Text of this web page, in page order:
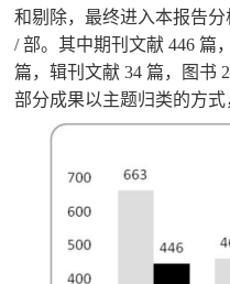
和剔除，最终进入本报告
/ 部。其中期刊文献 446 篇
篇，辑刊文献 34 篇，图书
部分成果以主题归类的方式